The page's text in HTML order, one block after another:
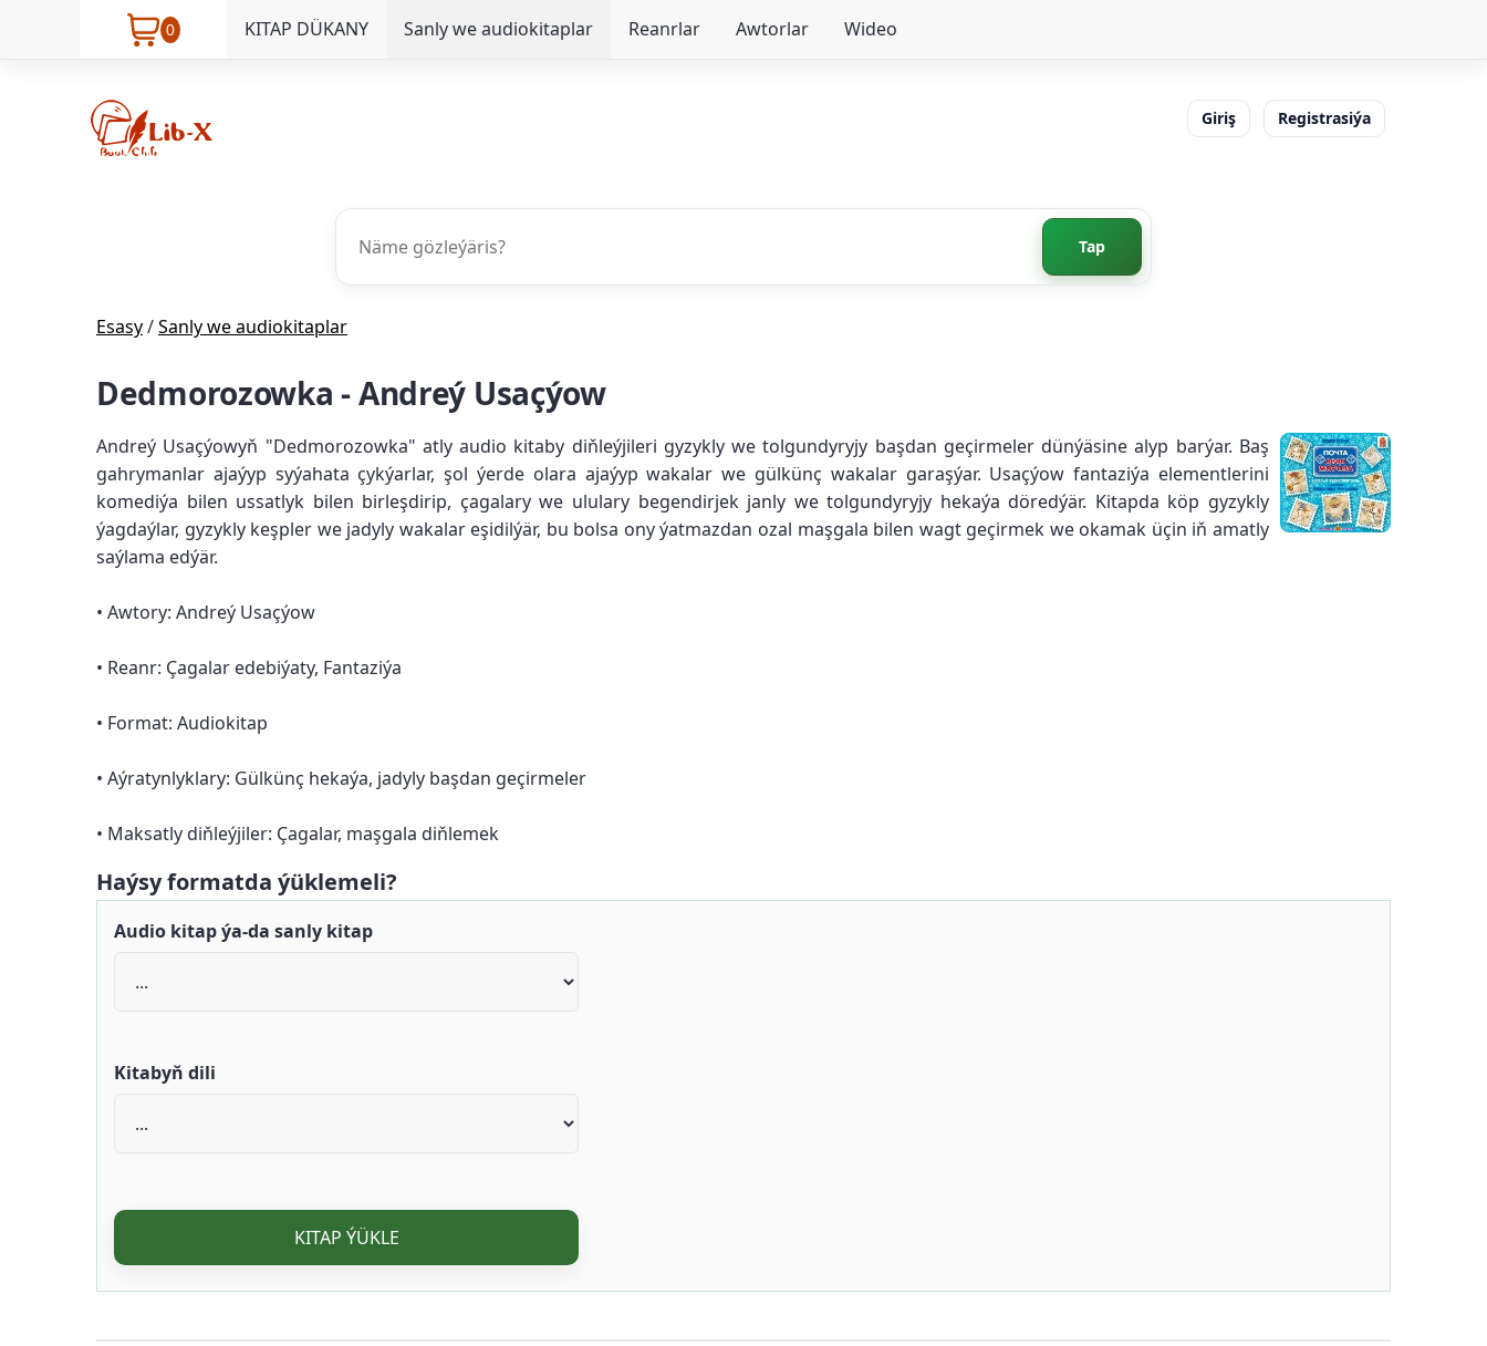
0 KITAP DÜKANY Sanly we audiokitaplar Reanrlar Awtorlar Wideo
Giriş Registrasiýa
Tap
Esasy/Sanly we audiokitaplar
Dedmorozowka - Andreý Usaçýow
Andreý Usaçýowyň "Dedmorozowka" atly audio kitaby diňleýjileri gyzykly we tolgundyryjy başdan geçirmeler dünýäsine alyp barýar. Baş
gahrymanlar ajaýyp syýahata çykýarlar, şol ýerde olara ajaýyp wakalar we gülkünç wakalar garaşýar. Usaçýow fantaziýa elementlerini
komediýa bilen ussatlyk bilen birleşdirip, çagalary we ululary begendirjek janly we tolgundyryjy hekaýa döredýär. Kitapda köp gyzykly
ýagdaýlar, gyzykly keşpler we jadyly wakalar eşidilýär, bu bolsa ony ýatmazdan ozal maşgala bilen wagt geçirmek we okamak üçin iň amatly
saýlama edýär.
• Awtory: Andreý Usaçýow
• Reanr: Çagalar edebiýaty, Fantaziýa
• Format: Audiokitap
• Aýratynlyklary: Gülkünç hekaýa, jadyly başdan geçirmeler
• Maksatly diňleýjiler: Çagalar, maşgala diňlemek
Haýsy formatda ýüklemeli?
Audio kitap ýa-da sanly kitap
Kitabyň dili
KITAP ÝÜKLE